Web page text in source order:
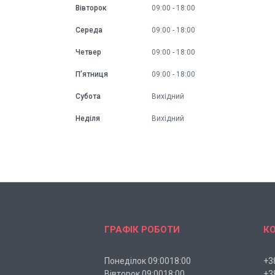
Вівторок 09:00 18:00
Середа 09:00 18:00
Четвер 09:00 18:00
Пʼятниця 09:00 18:00
Субота Вихідний
Неділя Вихідний
ГРАФІК РОБОТИ
Понеділок 09:0018:00